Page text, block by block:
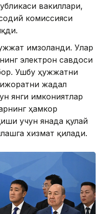
вакиллари,
комиссияси
имзоланди. Улар
электрон савдоси
Ушбу ҳужжатни
жадал
янги имкониятлар
ҳамкор
учун янада қулай
хизмат қилади.